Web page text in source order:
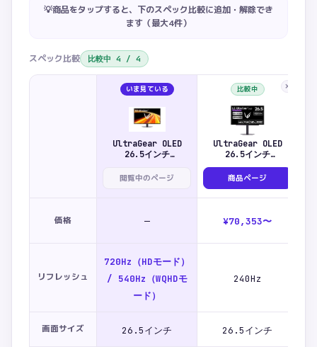
ター
💡商品をタップすると、下のスペック比較に追加・解除でき
ます（最大4件）
スペック比較 比較中 4 / 4
いま見ている
UltraGear OLED
26.5インチ
DP2.1 ゲーミングモ
閲覧中のページ
比較中 ×
UltraGear OLED
26.5インチ
WQHD(2560×1440)@240Hz
0.03ms グレアパネル
商品ページ
価格 — ¥70,353〜
リフレッシュ
720Hz（HDモード）
/ 540Hz（WQHDモ
ード）
240Hz
画面サイズ 26.5インチ 26.5インチ